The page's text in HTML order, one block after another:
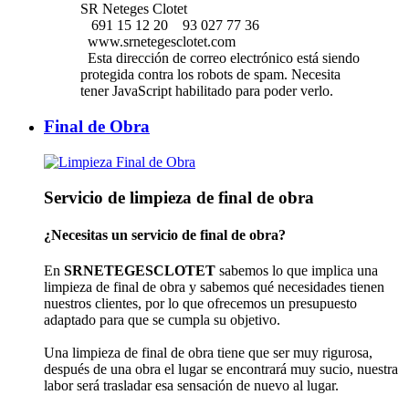
SR Neteges Clotet
691 15 12 20
93 027 77 36
www.srnetegesclotet.com
Esta dirección de correo electrónico está siendo
protegida contra los robots de spam. Necesita
tener JavaScript habilitado para poder verlo.
Final de Obra
Servicio de limpieza de final de obra
¿Necesitas un servicio de final de obra?
En SRNETEGESCLOTET sabemos lo que implica una
limpieza de final de obra y sabemos qué necesidades tienen
nuestros clientes, por lo que ofrecemos un presupuesto
adaptado para que se cumpla su objetivo.
Una limpieza de final de obra tiene que ser muy rigurosa,
después de una obra el lugar se encontrará muy sucio, nuestra
labor será trasladar esa sensación de nuevo al lugar.